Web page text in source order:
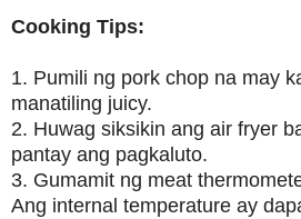
Cooking Tips:
1. Pumili ng pork chop na may
manatiling juicy.
2. Huwag siksikin ang air fryer
pantay ang pagkaluto.
3. Gumamit ng meat
Ang internal temperature ay